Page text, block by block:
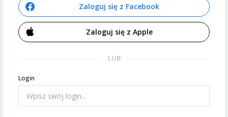
Zaloguj się z Facebook
Zaloguj się z Apple
LUB
Login